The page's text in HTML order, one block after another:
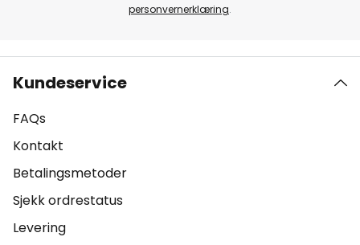
personvernerklæring.
Kundeservice
FAQs
Kontakt
Betalingsmetoder
Sjekk ordrestatus
Levering